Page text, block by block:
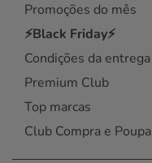
Promoções do mês
⚡Black Friday⚡
Condições da entrega
Premium Club
Top marcas
Club Compra e Poupa